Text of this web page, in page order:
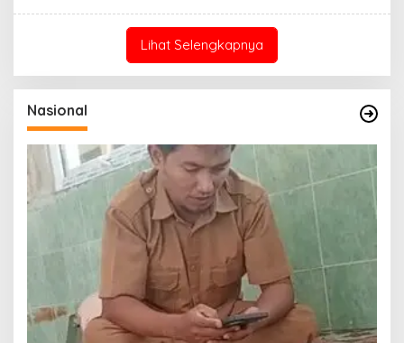
Lihat Selengkapnya
Nasional